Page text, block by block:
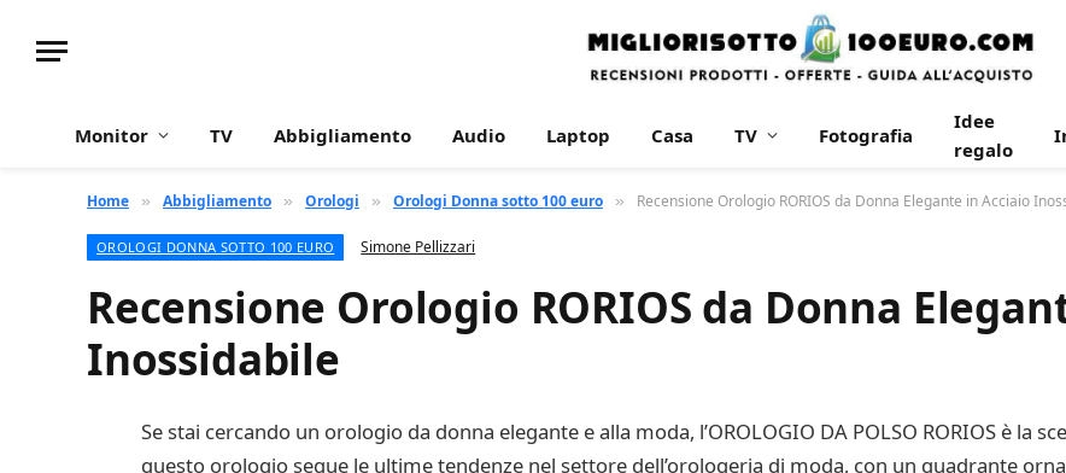
Monitor TV Abbigliamento Audio Laptop Casa TV Fotografia
Idee
regalo
Home » Abbigliamento » Orologi » Orologi Donna sotto 100 euro » Recensione Orologio RORIOS da Donna Elegante in Acciaio
OROLOGI DONNA SOTTO 100 EURO Simone Pellizzari
Recensione Orologio RORIOS da Donna
Inossidabile
Se stai cercando un orologio da donna elegante e alla moda, l’OROLOGIO DA POLSO RORIOS è la
questo orologio segue le ultime tendenze nel settore dell’orologeria di moda, con un quadrante